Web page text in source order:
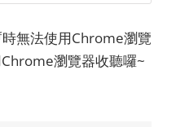
無法使用Chrome瀏覽
瀏覽器收聽囉~